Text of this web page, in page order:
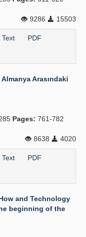
9286
15503
Text PDF
Arasındaki
Pages: 761-782
8638
4020
Text PDF
and Technology
beginning of the